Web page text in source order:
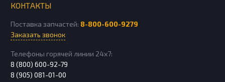
КОНТАКТЫ
Поставка запчастей: 8-800-600-9279
Заказать звонок
Телефоны горячей линии 24х7:
8 (800) 600-92-79
8 (905) 081-01-00